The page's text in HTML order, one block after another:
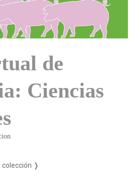
de
Ciencias
colección ❭